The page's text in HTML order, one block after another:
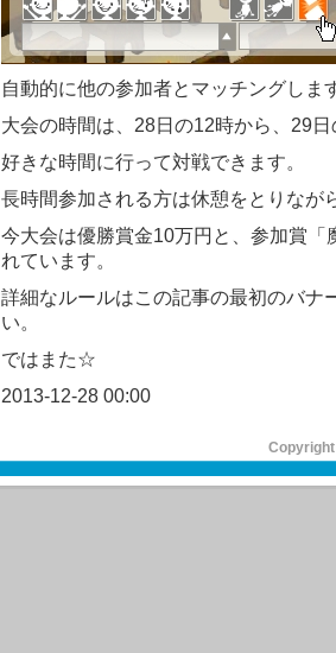
自動的に他の参加者とマッチングしま
大会の時間は、28日の12時から、29
好きな時間に行って対戦できます。
長時間参加される方は休憩をとりなが
今大会は優勝賞金10万円と、参加賞
れています。
詳細なルールはこの記事の最初のバナ
い。
ではまた☆
2013-12-28 00:00